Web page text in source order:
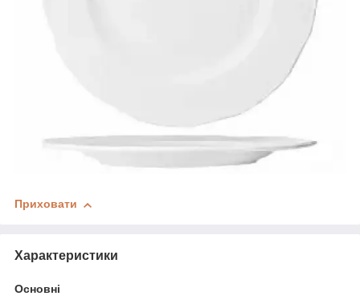
Приховати
Характеристики
Основні